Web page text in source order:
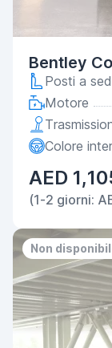
Bentley
Posti a
Motore
Colore
AED
(1-2 giorni:
Non